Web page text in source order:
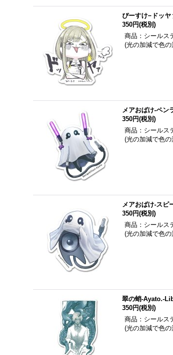
ぴーすけ−ドッ
350円(税別)
商品：シールス
(光の加減で色の
メアおばけ-ペン
350円(税別)
商品：シールス
(光の加減で色の
メアおばけ-スピ
350円(税別)
商品：シールス
(光の加減で色の
翠の蛸-Ayato.-
350円(税別)
商品：シールス
(光の加減で色の